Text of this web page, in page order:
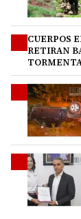
CUERPOS
RETIRAN